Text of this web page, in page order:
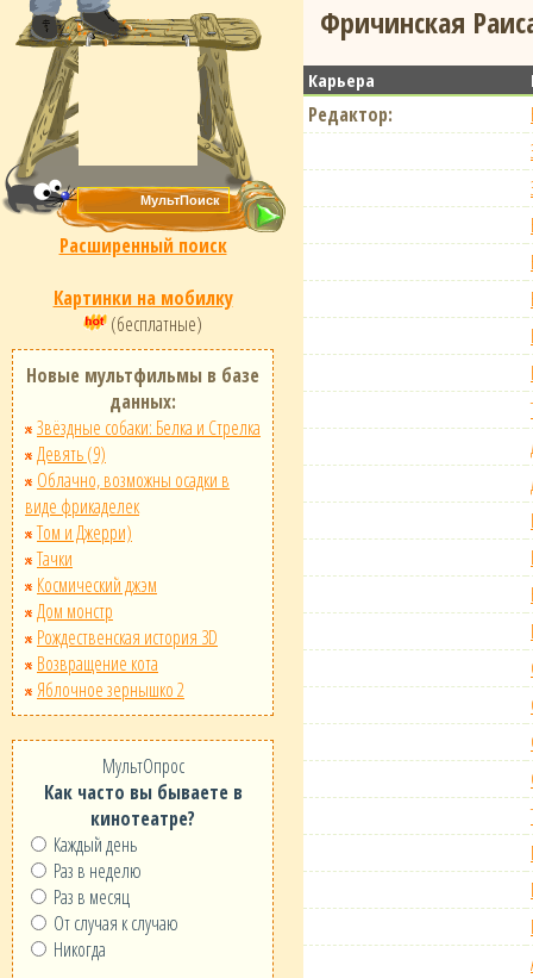
Расширенный поиск
Картинки на мобилку
(бесплатные)
Новые мультфильмы в базе
данных:
Звёздные собаки: Белка и Стрелка
Девять (9)
Облачно, возможны осадки в
виде фрикаделек
Том и Джерри)
Тачки
Космический джэм
Дом монстр
Рождественская история 3D
Возвращение кота
Яблочное зернышко 2
МультОпрос
Как часто вы бываете в
кинотеатре?
Каждый день
Раз в неделю
Раз в месяц
От случая к случаю
Никогда
Фричинская
Карьера
Редактор: